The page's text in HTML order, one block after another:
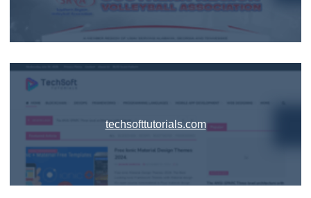
techsofttutorials.com